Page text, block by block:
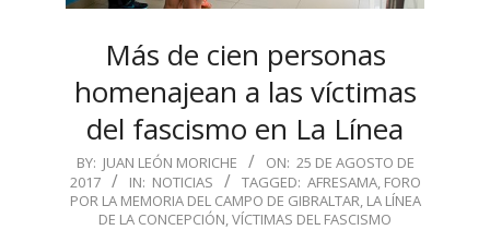
Más de cien personas
homenajean a las víctimas
del fascismo en La Línea
2017-
08-
25
BY: JUAN LEÓN MORICHE ON: 25 DE AGOSTO DE
2017
IN: NOTICIAS TAGGED: AFRESAMA, FORO
POR LA MEMORIA DEL CAMPO DE GIBRALTAR, LA LÍNEA
DE LA CONCEPCIÓN,VÍCTIMAS DEL FASCISMO